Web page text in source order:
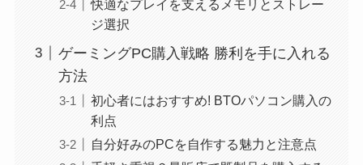
快適なプレイを支えるメモリとストレー
ジ選択
ゲーミングPC購入戦略 勝利を手に入れる
方法
初心者にはおすすめ! BTOパソコン購入の
利点
自分好みのPCを自作する魅力と注意点